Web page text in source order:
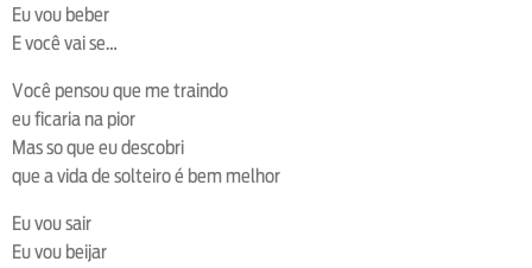
Eu vou beber
E você vai se…
Você pensou que me traindo
eu ficaria na pior
Mas so que eu descobri
que a vida de solteiro é bem melhor
Eu vou sair
Eu vou beijar